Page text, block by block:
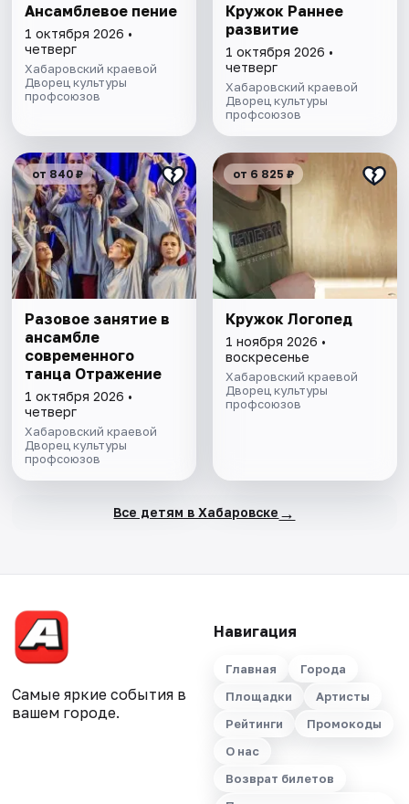
Ансамблевое пение
1 октября 2026 •
четверг
Хабаровский краевой
Дворец культуры
профсоюзов
Кружок Раннее
развитие
1 октября 2026 •
четверг
Хабаровский краевой
Дворец культуры
профсоюзов
от 840 ₽
Разовое занятие в
ансамбле
современного
танца Отражение
1 октября 2026 •
четверг
Хабаровский краевой
Дворец культуры
профсоюзов
от 6 825 ₽
Кружок Логопед
1 ноября 2026 •
воскресенье
Хабаровский краевой
Дворец культуры
профсоюзов
Все детям в Хабаровске →
Самые яркие события в
вашем городе.
Навигация
Главная
Города
Площадки
Артисты
Рейтинги
Промокоды
О нас
Возврат билетов